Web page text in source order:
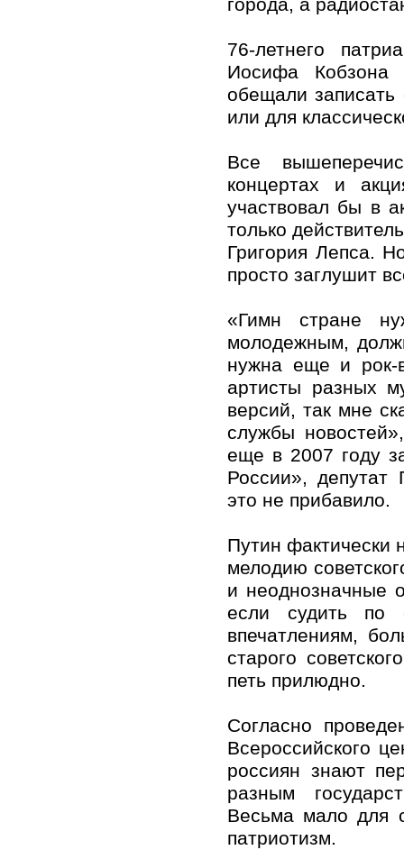
города, а
76-летнего
Иосифа Кобзона
обещали
или для
Все
концертах и
участвовал бы в
только
Григория Лепса.
просто заглушит
«Гимн стране
молодежным,
нужна еще и рок-
артисты разных
версий, так мне
службы
еще в 2007 году
России», депутат
это не прибавило.
Путин фактически
мелодию
и неоднозначные
если судить по
впечатлениям,
старого
петь прилюдно.
Согласно
Всероссийского
россиян знают
разным
Весьма мало для
патриотизм.